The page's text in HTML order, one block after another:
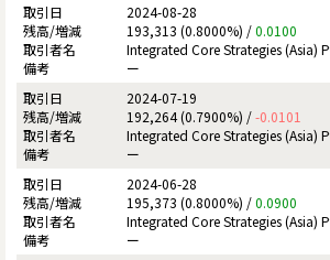
2024-08-28
193,313 (0.8000%) /0.0100
Integrated Core Strategies (Asia)
ー
2024-07-19
192,264 (0.7900%) /-0.0101
Integrated Core Strategies (Asia)
ー
2024-06-28
195,373 (0.8000%) /0.0900
Integrated Core Strategies (Asia)
ー